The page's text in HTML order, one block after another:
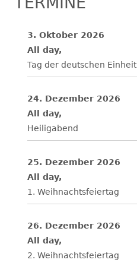
3. Oktober 2026
All day,
Tag der deutschen Einheit
24. Dezember 2026
All day,
Heiligabend
25. Dezember 2026
All day,
1. Weihnachtsfeiertag
26. Dezember 2026
All day,
2. Weihnachtsfeiertag